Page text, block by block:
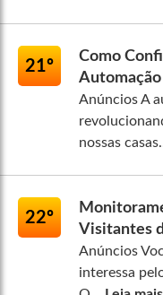
21º
Como
Anúncios A
nossas
22º
Visitantes
Anúncios
interessa